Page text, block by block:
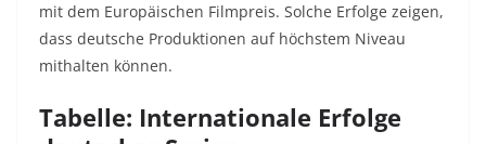
mit dem Europäischen Filmpreis. Solche Erfolge zeigen,
dass deutsche Produktionen auf höchstem Niveau
mithalten können.
Tabelle: Internationale Erfolge